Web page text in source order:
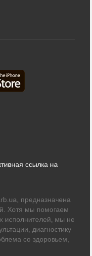
ссылка на
предназначена
Хотя мы помогаем
исполнителей, мы не
диагностику
со здоровьем,